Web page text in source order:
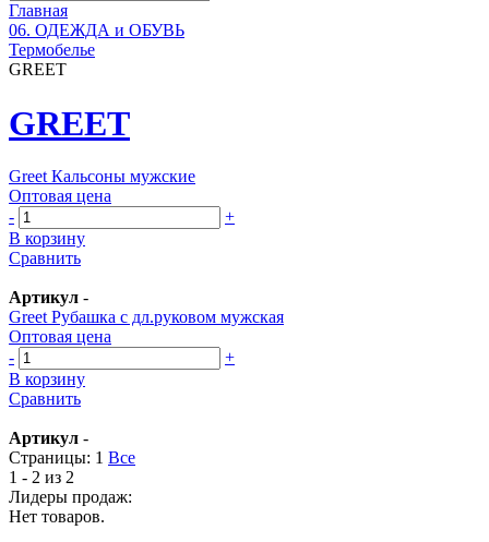
Главная
06. ОДЕЖДА и ОБУВЬ
Термобелье
GREET
GREET
Greet Кальсоны мужские
Оптовая цена
-
+
В корзину
Сравнить
Артикул -
Greet Рубашка с дл.руковом мужская
Оптовая цена
-
+
В корзину
Сравнить
Артикул -
Страницы: 1 Все
1 - 2 из 2
Лидеры продаж:
Нет товаров.